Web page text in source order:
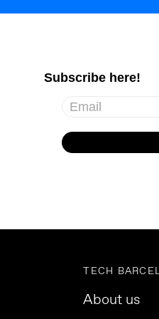
TECH
About us